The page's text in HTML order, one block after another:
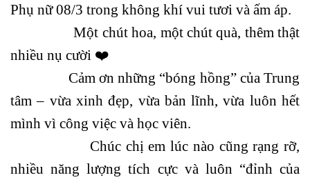
Phụ nữ 08/3 trong không khí vui tươi và ấm áp.
Một chút hoa, một chút quà, thêm thật
nhiều nụ cười ❤️
Cảm ơn những “bóng hồng” của Trung
tâm – vừa xinh đẹp, vừa bản lĩnh, vừa luôn hết
mình vì công việc và học viên.
Chúc chị em lúc nào cũng rạng rỡ,
nhiều năng lượng tích cực và luôn “đỉnh của